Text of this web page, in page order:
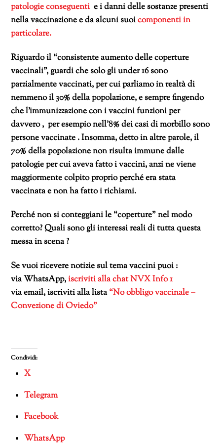
patologie conseguenti e i danni delle sostanze presenti
nella vaccinazione e da alcuni suoicomponenti in
particolare.
Riguardo il “consistente aumento delle coperture
vaccinali”, guardi che solo gli under 16 sono
parzialmente vaccinati, per cui parliamo in realtà di
nemmeno il 30% della popolazione, e sempre fingendo
che l’immunizzazione con i vaccini funzioni per
davvero , per esempio nell’8% dei casi di morbillo sono
persone vaccinate . Insomma, detto in altre parole, il
70% della popolazione non risulta immune dalle
patologie per cui aveva fatto i vaccini, anzi ne viene
maggiormente colpito proprio perché era stata
vaccinata e non ha fatto i richiami.
Perché non si conteggiani le “coperture” nel modo
corretto? Quali sono gli interessi reali di tutta questa
messa in scena ?
Se vuoi ricevere notizie sul tema vaccini puoi :
via WhatsApp,iscriviti alla chat NVX Info 1
via email, iscriviti alla lista “No obbligo vaccinale –
Convezione di Oviedo”
Condividi:
X
Telegram
Facebook
WhatsApp